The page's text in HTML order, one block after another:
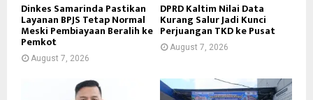
Dinkes Samarinda Pastikan
Layanan BPJS Tetap Normal
Meski Pembiayaan Beralih ke
Pemkot
August 7, 2026
DPRD Kaltim Nilai Data
Kurang Salur Jadi Kunci
Perjuangan TKD ke Pusat
August 7, 2026